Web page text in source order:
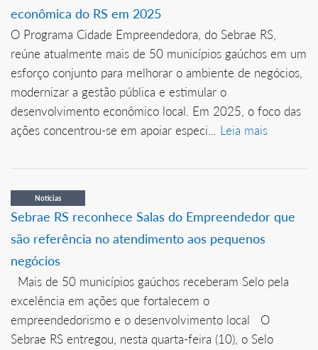
econômica do RS em 2025
O Programa Cidade Empreendedora, do Sebrae RS,
reúne atualmente mais de 50 municípios gaúchos em um
esforço conjunto para melhorar o ambiente de negócios,
modernizar a gestão pública e estimular o
desenvolvimento econômico local. Em 2025, o foco das
ações concentrou-se em apoiar especi... Leia mais
Notícias
Sebrae RS reconhece Salas do Empreendedor que
são referência no atendimento aos pequenos
negócios
Mais de 50 municípios gaúchos receberam Selo pela
excelência em ações que fortalecem o
empreendedorismo e o desenvolvimento local O
Sebrae RS entregou, nesta quarta-feira (10), o Selo